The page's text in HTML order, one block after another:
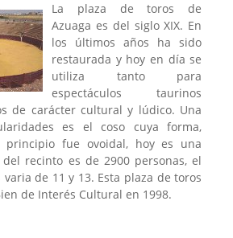
La plaza de toros de
Azuaga es del siglo XIX. En
los últimos años ha sido
restaurada y hoy en día se
utiliza tanto para
espectáculos taurinos
de carácter cultural y lúdico. Una
es el coso cuya forma,
fue ovoidal, hoy es una
recinto es de 2900 personas, el
de 11 y 13. Esta plaza de toros
de Interés Cultural en 1998.